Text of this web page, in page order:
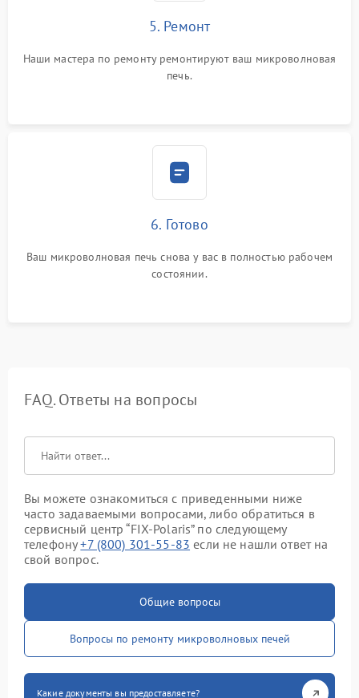
5. Ремонт
Наши мастера по ремонту ремонтируют ваш микроволновая
печь.
6. Готово
Ваш микроволновая печь снова у вас в полностью рабочем
состоянии.
FAQ. Ответы на вопросы
Вы можете ознакомиться с приведенными ниже
часто задаваемыми вопросами, либо обратиться в
сервисный центр “FIX-Polaris” по следующему
телефону+7 (800) 301-55-83 если не нашли ответ на
свой вопрос.
Общие вопросы
Вопросы по ремонту микроволновых печей
Какие документы вы предоставляете?